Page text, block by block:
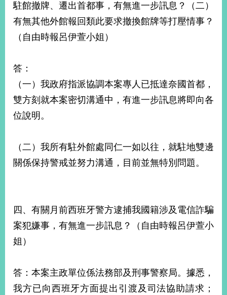
駐館撤牌、遷出首都事，有無進一步訊息？（二）
有無其他外館報回類此要求撤換館牌等打壓情事？
（自由時報呂伊萱小姐）
答：
（一）我政府指派協調本案專人已抵達奈國首都，
雙方刻就本案密切溝通中，有進一步訊息將即向各
位說明。
（二）我所有駐外館處同仁一如以往，就駐地雙邊
關係保持警戒並努力溝通，目前並無特別問題。
四、有關月前西班牙警方逮捕我國籍涉及電信詐騙
案犯嫌事，有無進一步訊息？（自由時報呂伊萱小
姐）
答：本案主政單位係法務部及刑事警察局。據悉，
我方已向西班牙方面提出引渡及司法協助請求；